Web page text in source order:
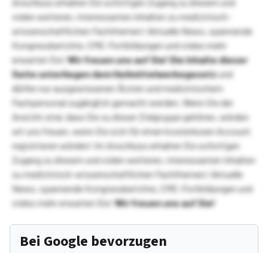
vielen weiteren, interessanten Inhalten zu medizinisch-
wissenschaftlichen Fachthemen! Aktuelle News, spannende
Kongressberichte, CME-Fortbildungen und vieles mehr
erwarten Sie!Wir freuen uns auf Sie!Die Inhalte dieser
Seite unterliegen dem Heilmittelwerbegesetzund
dürfen nur ausgewiesenen Ärzten und medizinischem
Fachpersonal zugänglich gemacht werden. Wenn Sie der
Ansicht sind, dass Sie zu dieser Zielgruppe gehören, würden
wir uns freuen, wenn Sie sich für einen kostenlosen Account
registrieren würden! Im Anschluss erhalten Sie sofortigen
Zugang zu diesem und vielen weiteren, interessanten Inhalten
zu medizinisch-wissenschaftlichen Fachthemen! Aktuelle
News, spannende Kongressberichte, CME-Fortbildungen und
vieles mehr erwarten Sie!Wir freuen uns auf Sie!
Bei Google bevorzugen